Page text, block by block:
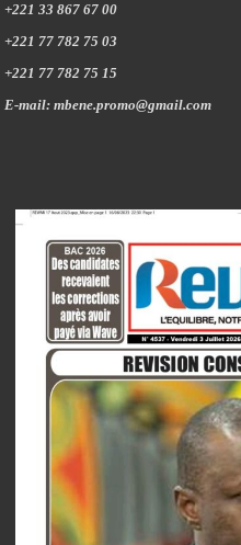
+221 33 867 67 00
+221 77 782 75 03
+221 77 782 75 15
E-mail: mbene.promo@gmail.com